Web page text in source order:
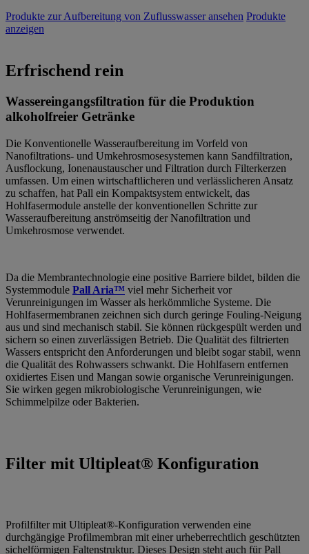
Produkte zur Aufbereitung von Zuflusswasser ansehen Produkte
anzeigen
Erfrischend rein
Wassereingangsfiltration für die Produktion
alkoholfreier Getränke
Die Konventionelle Wasseraufbereitung im Vorfeld von
Nanofiltrations- und Umkehrosmosesystemen kann Sandfiltration,
Ausflockung, Ionenaustauscher und Filtration durch Filterkerzen
umfassen. Um einen wirtschaftlicheren und verlässlicheren Ansatz
zu schaffen, hat Pall ein Kompaktsystem entwickelt, das
Hohlfasermodule anstelle der konventionellen Schritte zur
Wasseraufbereitung anströmseitig der Nanofiltration und
Umkehrosmose verwendet.
Da die Membrantechnologie eine positive Barriere bildet, bilden die
Systemmodule Pall Aria™ viel mehr Sicherheit vor
Verunreinigungen im Wasser als herkömmliche Systeme. Die
Hohlfasermembranen zeichnen sich durch geringe Fouling-Neigung
aus und sind mechanisch stabil. Sie können rückgespült werden und
sichern so einen zuverlässigen Betrieb. Die Qualität des filtrierten
Wassers entspricht den Anforderungen und bleibt sogar stabil, wenn
die Qualität des Rohwassers schwankt. Die Hohlfasern entfernen
oxidiertes Eisen und Mangan sowie organische Verunreinigungen.
Sie wirken gegen mikrobiologische Verunreinigungen, wie
Schimmelpilze oder Bakterien.
Filter mit Ultipleat® Konfiguration
Profilfilter mit Ultipleat®-Konfiguration verwenden eine
durchgängige Profilmembran mit einer urheberrechtlich geschützten
sichelförmigen Faltenstruktur. Dieses Design steht auch für Pall